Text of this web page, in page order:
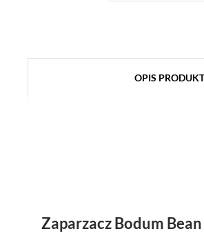
OPIS
Zaparzacz Bodum